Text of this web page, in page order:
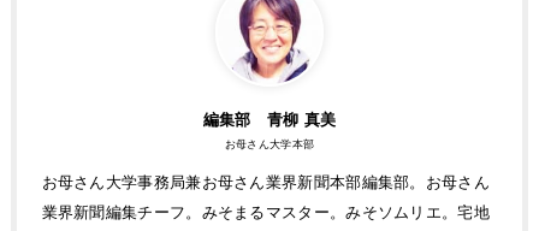
編集部 青柳 真美
お母さん大学本部
お母さん大学事務局兼お母さん業界新聞本部編集部。お母さん
業界新聞編集チーフ。みそまるマスター。みそソムリエ。宅地